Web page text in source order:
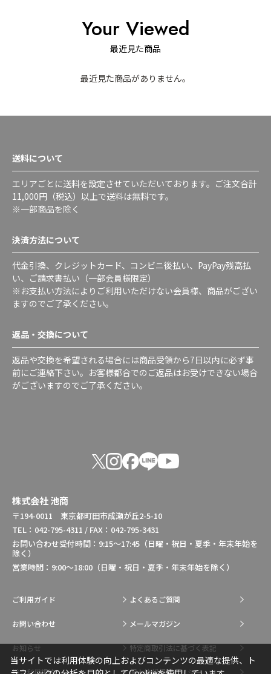
Your Viewed
最近見た商品
最近見た商品がありません。
送料について
エリアごとに送料を設定させていただいております。ご注文合計
11,000円（税込）以上で送料は無料です。
※一部商品を除く
決済方法について
代金引換、クレジットカード、コンビニ後払い、PayPay残高払
い、ご請求書払い（一部会員様限定）
※お支払い方法によりご利用いただけない会員様、商品がござい
ますのでご了承ください。
返品・交換について
返品や交換を希望される場合には商品受領から7日以内に必ず事
前にご連絡下さい。お客様都合でのご返品はお受けできない場合
がございますのでご了承ください。
株式会社 池商
〒194-0011 東京都町田市成瀬が丘2-5-10
TEL：042-795-4311 / FAX：042-795-3431
お問い合わせ受付時間：9:15～17:45（日曜・祝日・夏季・年末年始を
除く）
営業時間：9:00～18:00（日曜・祝日・夏季・年末年始を除く）
ご利用ガイド よくあるご質問
お問い合わせ メールマガジン
お知らせ 特定商取引法に基づく表記
総合利用規約 個人情報保護ポリシー
当サイトでは利用体験の向上およびコンテンツの最適な提供、ト